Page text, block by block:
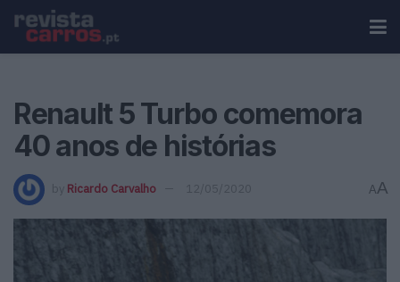
Renault 5 Turbo comemora
40 anos de histórias
by Ricardo Carvalho 12/05/2020 AA